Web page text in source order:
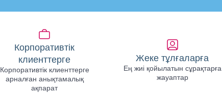
Корпоративтік
клиенттерге
Корпоративтік клиенттерге
арналған анықтамалық
ақпарат
Жеке тұлғаларға
Ең жиі қойылатын сұрақтарға
жауаптар